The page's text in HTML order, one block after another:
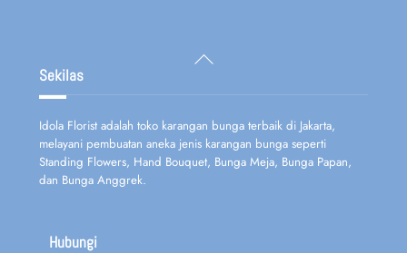
Back
To
Sekilas
Idola Florist adalah toko karangan bunga terbaik di Jakarta,
melayani pembuatan aneka jenis karangan bunga seperti
Standing Flowers, Hand Bouquet, Bunga Meja, Bunga Papan,
dan Bunga Anggrek.
Hubungi